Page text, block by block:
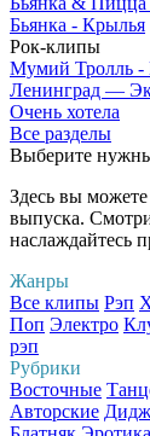
Бьянка - Крылья
Рок-клипы
Мумий Тролль -
Ленинград —
Очень хотела
Все разделы
Выберите
Здесь вы
выпуска.
наслаждайтесь
Жанры
Все клипы Рэп
Поп Электро
рэп
Рубрики
Восточные
Авторские